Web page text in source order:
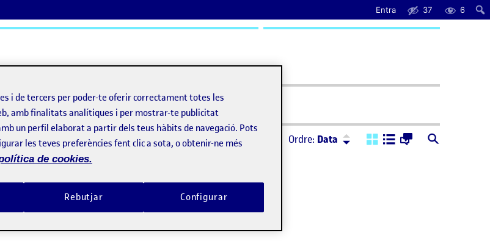
Entra 37 6
Ajuda
Ordre: Data Ordre: Descendent
propia videoinstalación. Trabajo final, materiales fuente y abstract hecho con tags
i de tercers per poder-te oferir correctament totes les
amb finalitats analítiques i per mostrar-te publicitat
un perfil elaborat a partir dels teus hàbits de navegació. Pots
les teves preferències fent clic a sota, o obtenir-ne més
de cookies.
Rebutjar Configurar